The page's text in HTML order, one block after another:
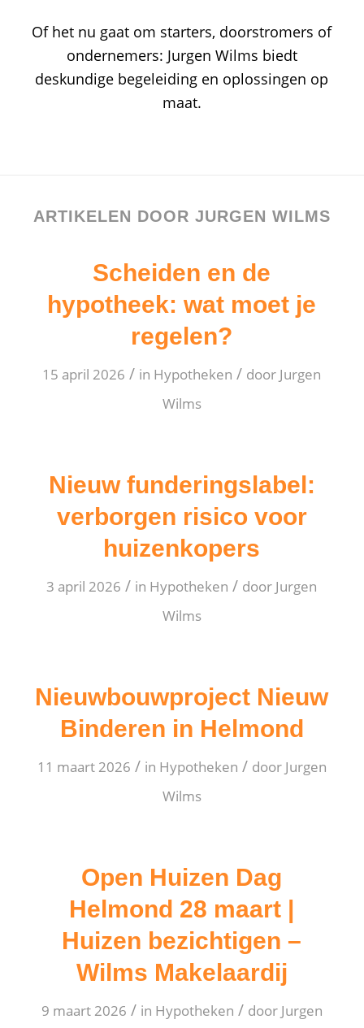
Of het nu gaat om starters, doorstromers of
ondernemers: Jurgen Wilms biedt
deskundige begeleiding en oplossingen op
maat.
ARTIKELEN DOOR JURGEN WILMS
Scheiden en de
hypotheek: wat moet je
regelen?
15 april 2026 / in Hypotheken / door Jurgen
Wilms
Nieuw funderingslabel:
verborgen risico voor
huizenkopers
3 april 2026 / in Hypotheken / door Jurgen
Wilms
Nieuwbouwproject Nieuw
Binderen in Helmond
11 maart 2026 / in Hypotheken / door Jurgen
Wilms
Open Huizen Dag
Helmond 28 maart |
Huizen bezichtigen –
Wilms Makelaardij
9 maart 2026 / in Hypotheken / door Jurgen